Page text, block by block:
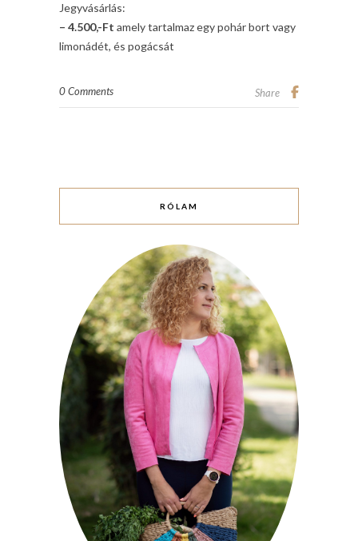
Jegyvásárlás:
– 4.500,-Ft amely tartalmaz egy pohár bort vagy
limonádét, és pogácsát
0 Comments Share
RÓLAM